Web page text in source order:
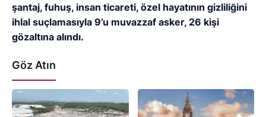
şantaj, fuhuş, insan ticareti, özel hayatının gizliliğini
ihlal suçlamasıyla 9’u muvazzaf asker, 26 kişi
gözaltına alındı.
Göz Atın